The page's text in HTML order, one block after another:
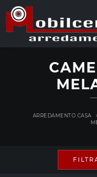
ARREDAMENTO CASA